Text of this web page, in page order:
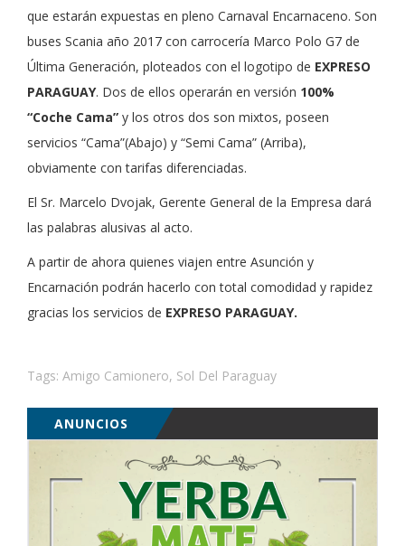
que estarán expuestas en pleno Carnaval Encarnaceno. Son
buses Scania año 2017 con carrocería Marco Polo G7 de
Última Generación, ploteados con el logotipo de EXPRESO
PARAGUAY. Dos de ellos operarán en versión 100%
“Coche Cama” y los otros dos son mixtos, poseen
servicios “Cama”(Abajo) y “Semi Cama” (Arriba),
obviamente con tarifas diferenciadas.
El Sr. Marcelo Dvojak, Gerente General de la Empresa dará
las palabras alusivas al acto.
A partir de ahora quienes viajen entre Asunción y
Encarnación podrán hacerlo con total comodidad y rapidez
gracias los servicios de EXPRESO PARAGUAY.
Tags: Amigo Camionero, Sol Del Paraguay
ANUNCIOS